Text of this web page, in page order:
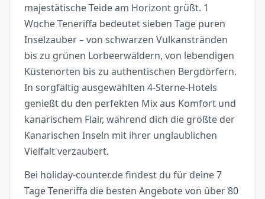
majestätische Teide am Horizont grüßt. 1
Woche Teneriffa bedeutet sieben Tage puren
Inselzauber – von schwarzen Vulkanstränden
bis zu grünen Lorbeerwäldern, von lebendigen
Küstenorten bis zu authentischen Bergdörfern.
In sorgfältig ausgewählten 4-Sterne-Hotels
genießt du den perfekten Mix aus Komfort und
kanarischem Flair, während dich die größte der
Kanarischen Inseln mit ihrer unglaublichen
Vielfalt verzaubert.
Bei holiday-counter.de findest du für deine 7
Tage Teneriffa die besten Angebote von über 80